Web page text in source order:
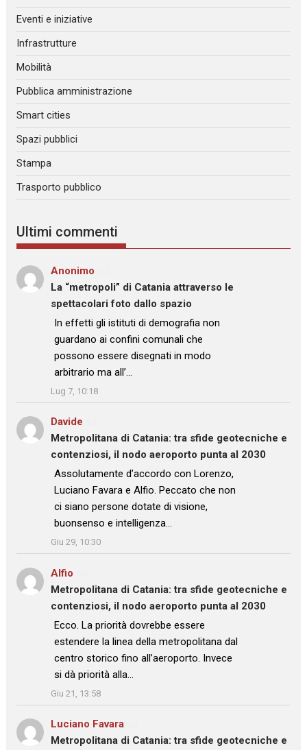
Eventi e iniziative
Infrastrutture
Mobilità
Pubblica amministrazione
Smart cities
Spazi pubblici
Stampa
Trasporto pubblico
Ultimi commenti
Anonimo
La “metropoli” di Catania attraverso le
spettacolari foto dallo spazio
: “
In effetti gli istituti di demografia non
guardano ai confini comunali che
possono essere disegnati in modo
arbitrario ma all’…
”
Lug 7, 10:18
Davide
Metropolitana di Catania: tra sfide geotecniche e
contenziosi, il nodo aeroporto punta al 2030
: “
Assolutamente d’accordo con Lorenzo,
Luciano Favara e Alfio. Peccato che non
ci siano persone dotate di visione,
buonsenso e intelligenza…
”
Giu 29, 10:30
Alfio
Metropolitana di Catania: tra sfide geotecniche e
contenziosi, il nodo aeroporto punta al 2030
: “
Ecco. La priorità dovrebbe essere
estendere la linea della metropolitana dal
centro storico fino all’aeroporto. Invece
si dà priorità alla…
”
Giu 21, 13:58
Luciano Favara
Metropolitana di Catania: tra sfide geotecniche e